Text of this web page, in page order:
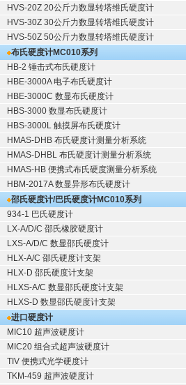
HVS-20Z 20公斤力数显转塔维氏硬度计
HVS-30Z 30公斤力数显转塔维氏硬度计
HVS-50Z 50公斤力数显转塔维氏硬度计
布氏硬度计MC010系列
HB-2 锤击式布氏硬度计
HBE-3000A 电子布氏硬度计
HBE-3000C 数显布氏硬度计
HBS-3000 数显布氏硬度计
HBS-3000L 触摸屏布氏硬度计
HMAS-DHB 布氏硬度计测量分析系统
HMAS-DHBL 布氏硬度计测量分析系统
HMAS-HB 便携式布氏硬度测量分析系统
HBM-2017A 数显异形布氏硬度计
邵氏硬度计/巴氏硬度计MC010系列
934-1 巴氏硬度计
LX-A/D/C 邵氏橡胶硬度计
LXS-A/D/C 数显邵氏硬度计
HLX-A/C 邵氏硬度计支架
HLX-D 邵氏硬度计支架
HLXS-A/C 数显邵氏硬度计支架
HLXS-D 数显邵氏硬度计支架
进口硬度计
MIC10 超声波硬度计
MIC20 组合式超声波硬度计
TIV 便携式光学硬度计
TKM-459 超声波硬度计